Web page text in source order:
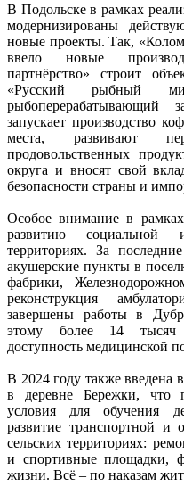
В Подольске в рамках
модернизированы
новые проекты. Так,
ввело новые
партнёрство» строит
«Русский рыбный
рыбоперерабатывающий
запускает производство
места, развивают
продовольственных
округа и вносят свой
безопасности страны и
Особое внимание в
развитию социальной
территориях. За
акушерские пункты в
фабрики,
реконструкция
завершены работы в
этому более 14 тысяч
доступность медицинской
В 2024 году также введена
в деревне Бережки, что
условия для обучения
развитие транспортной и
сельских территориях:
и спортивные площадки,
жизни. Всë – по наказам